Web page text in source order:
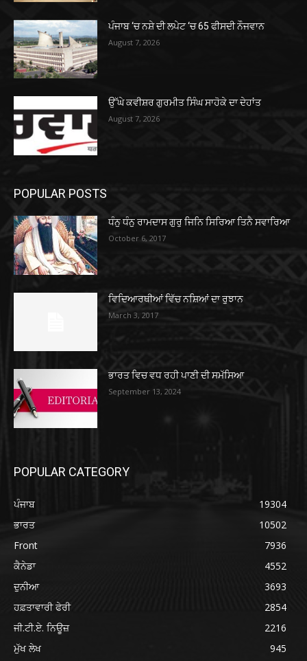
ਪੰਜਾਬ ‘ਚ ਨਸ਼ੇ ਦੀ ਲਪੇਟ ‘ਚ 65 ਫੀਸਦੀ ਨੌਜਵਾਨ
August 7, 2026
ਉੱਘੇ ਕਵੀਸ਼ਰ ਗੁਰਮੀਤ ਸਿੰਘ ਸਾਹੋਕੇ ਦਾ ਦੇਹਾਂਤ
August 7, 2026
POPULAR POSTS
ਧੰਨੁ ਧੰਨੁ ਰਾਮਦਾਸ ਗੁਰੁ ਜਿਨਿ ਸਿਰਿਆ ਤਿਨੈ ਸਵਾਰਿਆ
October 6, 2017
ਵਿਦਿਆਰਥੀਆਂ ਵਿੱਚ ਨਸ਼ਿਆਂ ਦਾ ਰੁਝਾਨ
March 3, 2017
ਭਾਰਤ ਵਿਚ ਵਧ ਰਹੀ ਪਾਣੀ ਦੀ ਸਮੱਸਿਆ
September 13, 2024
POPULAR CATEGORY
ਪੰਜਾਬ
19304
ਭਾਰਤ
10502
Front
7936
ਕੈਨੇਡਾ
4552
ਦੁਨੀਆ
3693
ਹਫ਼ਤਾਵਾਰੀ ਫੇਰੀ
2854
ਜੀ.ਟੀ.ਏ. ਨਿਊਜ਼
2216
ਮੁੱਖ ਲੇਖ
945